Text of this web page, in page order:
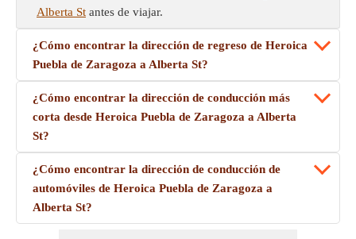
Alberta St antes de viajar.
¿Cómo encontrar la dirección de regreso de Heroica
Puebla de Zaragoza a Alberta St?
¿Cómo encontrar la dirección de conducción más
corta desde Heroica Puebla de Zaragoza a Alberta
St?
¿Cómo encontrar la dirección de conducción de
automóviles de Heroica Puebla de Zaragoza a
Alberta St?